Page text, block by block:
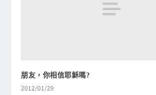
朋友，你相信耶穌嗎?
2012/01/29